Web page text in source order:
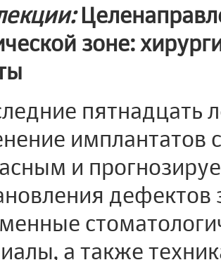
зоне:
пятнадцать
имплантатов
и
а также